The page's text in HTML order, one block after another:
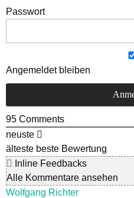
Passwort
Angemeldet bleiben
95 Comments
neuste
älteste beste Bewertung
Inline Feedbacks
Alle Kommentare ansehen
Wolfgang Richter